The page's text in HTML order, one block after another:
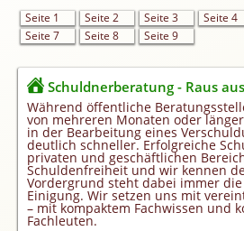
Handy
Partner
Webkatalog
Linkaufbau
Seite 1 Seite 2 Seite 3 Seite 4
Seite 7
Seite 8 Seite 9
Schuldnerberatung - Raus
Während öffentliche
von mehreren Monaten oder
in der Bearbeitung eines
deutlich schneller. Erfolgreiche
privaten und geschäftlichen
Schuldenfreiheit und wir kennen
Vordergrund steht dabei immer
Einigung. Wir setzen uns mit
– mit kompaktem Fachwissen und
Fachleuten.